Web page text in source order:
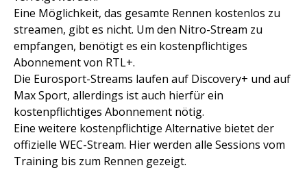
Eine Möglichkeit, das gesamte Rennen kostenlos zu
streamen, gibt es nicht. Um den Nitro-Stream zu
empfangen, benötigt es ein kostenpflichtiges
Abonnement von RTL+.
Die Eurosport-Streams laufen auf Discovery+ und auf
Max Sport, allerdings ist auch hierfür ein
kostenpflichtiges Abonnement nötig.
Eine weitere kostenpflichtige Alternative bietet der
offizielle WEC-Stream. Hier werden alle Sessions vom
Training bis zum Rennen gezeigt.